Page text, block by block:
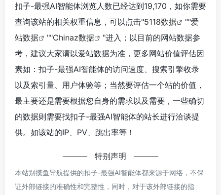
扣子-最强AI智能体浏览人数已经达到19,170，如你需要
查询该站的相关权重信息，可以点击"5118数据 ""爱
站数据
""Chinaz数据
"进入；以目前的网站数据参
考，建议大家请以爱站数据为准，更多网站价值评估因
素如：扣子-最强AI智能体的访问速度、搜索引擎收录
以及索引量、用户体验等；当然要评估一个站的价值，
最主要还是需要根据您自身的需求以及需要，一些确切
的数据则需要找扣子-最强AI智能体的站长进行洽谈提
供。如该站的IP、PV、跳出率等！
特别声明
本站别摸鱼导航提供的扣子-最强AI智能体都来源于网络，不保
证外部链接的准确性和完整性，同时，对于该外部链接的指